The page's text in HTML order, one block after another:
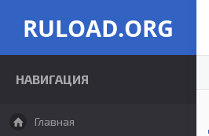
RULOAD.ORG
НАВИГАЦИЯ
Главная